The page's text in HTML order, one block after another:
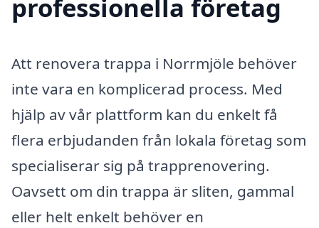
professionella företag
Att renovera trappa i Norrmjöle behöver
inte vara en komplicerad process. Med
hjälp av vår plattform kan du enkelt få
flera erbjudanden från lokala företag som
specialiserar sig på trapprenovering.
Oavsett om din trappa är sliten, gammal
eller helt enkelt behöver en